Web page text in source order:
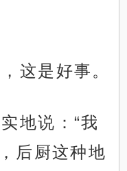
这是好事。
地说：“我
后厨这种地